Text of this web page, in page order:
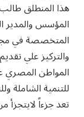
هذا المنطلق
المؤسس والمدير
المتخصصة في
والتركيز علي
المواطن المصري
للتنمية الشاملة
تعد جزءاً